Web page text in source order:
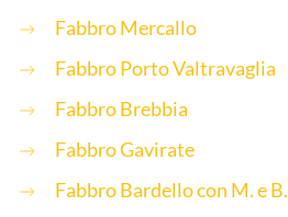
Fabbro Mercallo
Fabbro Porto Valtravaglia
Fabbro Brebbia
Fabbro Gavirate
Fabbro Bardello con M. e B.